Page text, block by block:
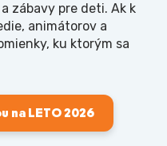
zábavy pre deti. Ak k
animátorov a
ku ktorým sa
na LETO 2026